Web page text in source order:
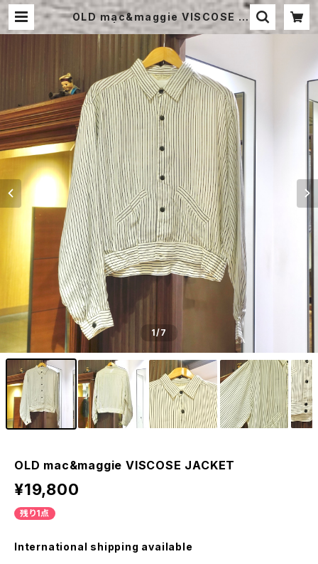
OLD mac&maggie VISCOSE J
ACKET | STRAYSHEEP ONLINE
1/7
OLD mac&maggie VISCOSE JACKET
¥19,800
残り1点
International shipping available